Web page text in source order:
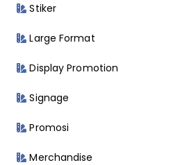
Stiker
Large Format
Display Promotion
Signage
Promosi
Merchandise